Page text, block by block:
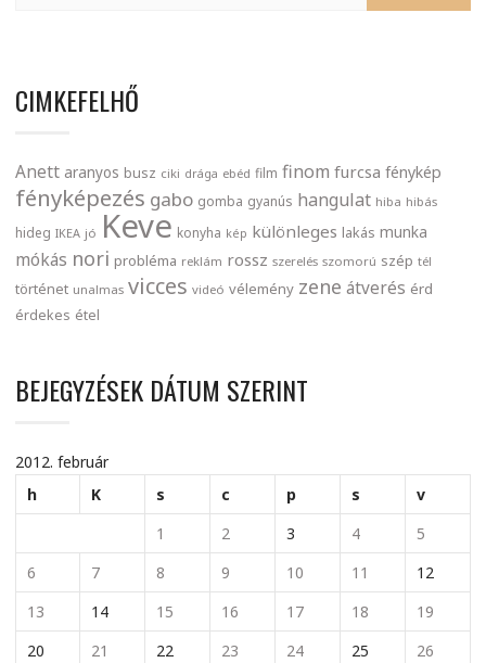
CIMKEFELHŐ
Anett aranyos busz ciki drága ebéd film finom furcsa fénykép
fényképezés gabo gomba gyanús hangulat hiba hibás
hideg IKEA jó Keve konyha kép különleges lakás munka
mókás nori probléma reklám rossz szerelés szomorú szép tél
történet unalmas vicces videó vélemény zene átverés érd
érdekes étel
BEJEGYZÉSEK DÁTUM SZERINT
2012. február
h
K s c p s
v
1
2 3 4
5
6
7 8 9 10 11
12
13
14 15 16 17 18
19
20
21 22 23 24 25
26